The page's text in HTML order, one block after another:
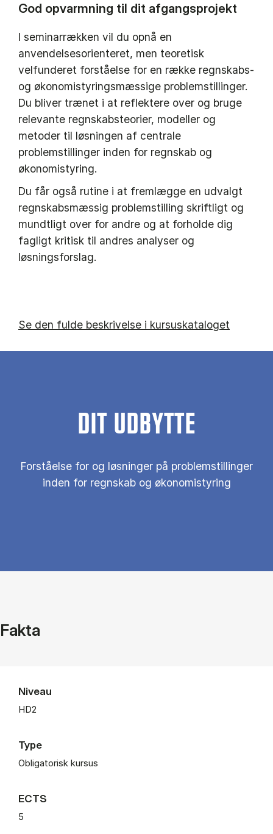
God opvarmning til dit afgangsprojekt
I seminarrækken vil du opnå en
anvendelsesorienteret, men teoretisk
velfunderet forståelse for en række regnskabs-
og økonomistyringsmæssige problemstillinger.
Du bliver trænet i at reflektere over og bruge
relevante regnskabsteorier, modeller og
metoder til løsningen af centrale
problemstillinger inden for regnskab og
økonomistyring.
Du får også rutine i at fremlægge en udvalgt
regnskabsmæssig problemstilling skriftligt og
mundtligt over for andre og at forholde dig
fagligt kritisk til andres analyser og
løsningsforslag.
Se den fulde beskrivelse i kursuskataloget
DIT UDBYTTE
Forståelse for og løsninger på problemstillinger
inden for regnskab og økonomistyring
Fakta
Niveau
HD2
Type
Obligatorisk kursus
ECTS
5